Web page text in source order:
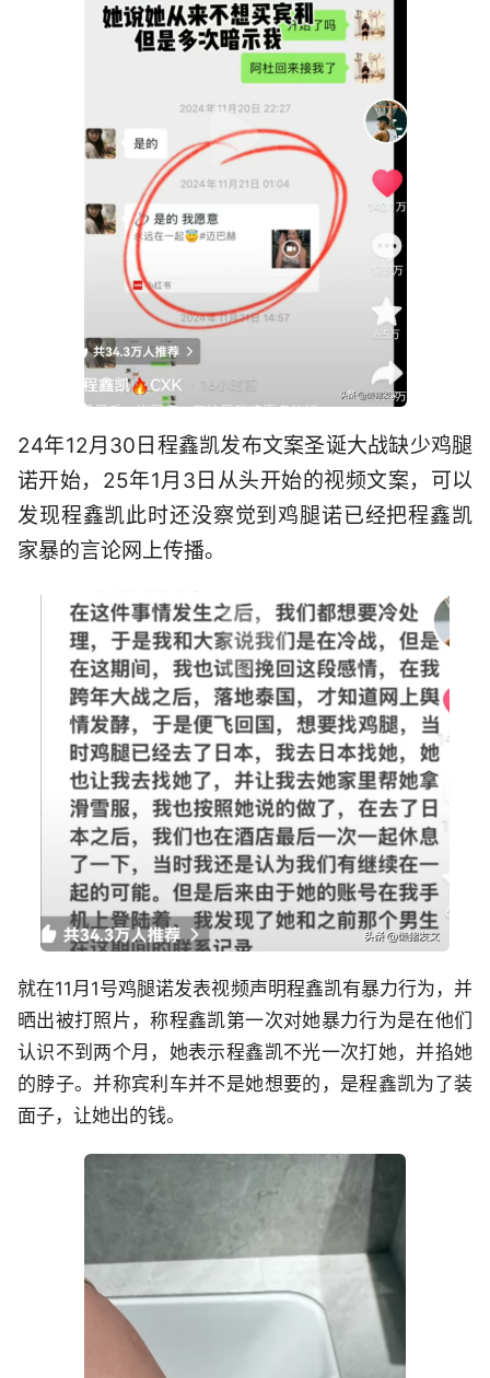
24年12月30日程鑫凯发布文案圣诞大战缺少鸡腿
诺开始，25年1月3日从头开始的视频文案，可以
发现程鑫凯此时还没察觉到鸡腿诺已经把程鑫凯
家暴的言论网上传播。
就在11月1号鸡腿诺发表视频声明程鑫凯有暴力行为，并
晒出被打照片，称程鑫凯第一次对她暴力行为是在他们
认识不到两个月，她表示程鑫凯不光一次打她，并掐她
的脖子。并称宾利车并不是她想要的，是程鑫凯为了装
面子，让她出的钱。